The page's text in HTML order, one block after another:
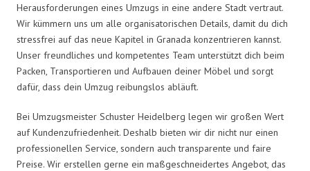
Herausforderungen eines Umzugs in eine andere Stadt vertraut.
Wir kümmern uns um alle organisatorischen Details, damit du dich
stressfrei auf das neue Kapitel in Granada konzentrieren kannst.
Unser freundliches und kompetentes Team unterstützt dich beim
Packen, Transportieren und Aufbauen deiner Möbel und sorgt
dafür, dass dein Umzug reibungslos abläuft.
Bei Umzugsmeister Schuster Heidelberg legen wir großen Wert
auf Kundenzufriedenheit. Deshalb bieten wir dir nicht nur einen
professionellen Service, sondern auch transparente und faire
Preise. Wir erstellen gerne ein maßgeschneidertes Angebot, das